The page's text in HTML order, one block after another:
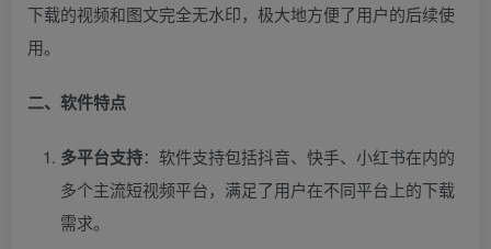
下载的视频和图文完全无水印，极大地方便了用户的后续使
用。
二、软件特点
多平台支持：软件支持包括抖音、快手、小红书在内的
多个主流短视频平台，满足了用户在不同平台上的下载
需求。